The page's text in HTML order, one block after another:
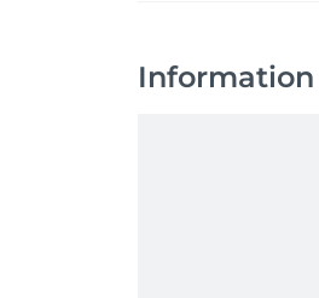
Information